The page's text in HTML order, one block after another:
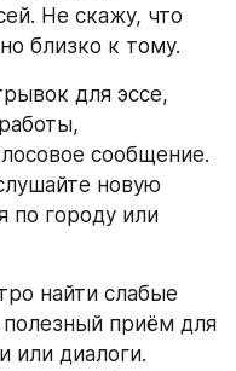
Не скажу, что
близко к тому.
для эссе,
сообщение.
новую
по городу или
найти слабые
полезный приём для
или диалоги.